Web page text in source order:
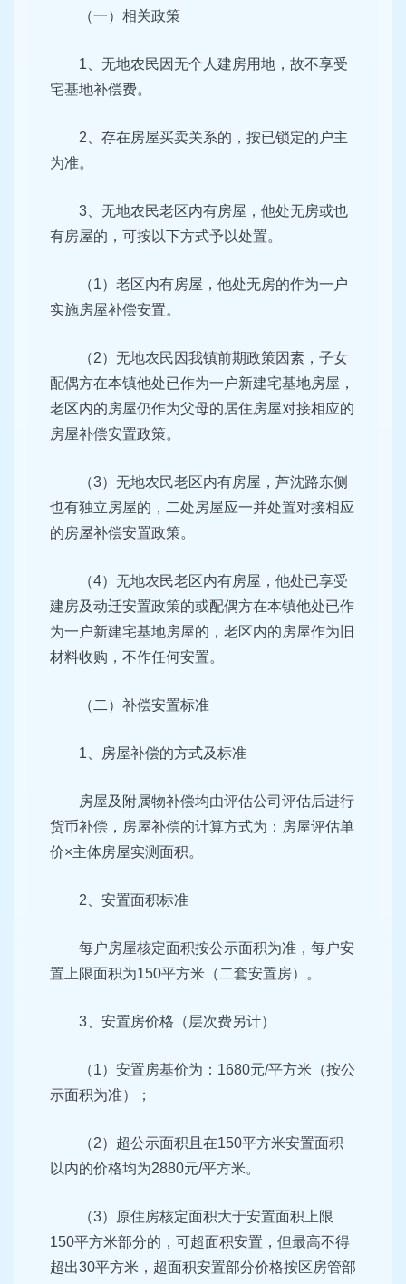
（一）相关政策
1、无地农民因无个人建房用地，故不享受
宅基地补偿费。
2、存在房屋买卖关系的，按已锁定的户主
为准。
3、无地农民老区内有房屋，他处无房或也
有房屋的，可按以下方式予以处置。
（1）老区内有房屋，他处无房的作为一户
实施房屋补偿安置。
（2）无地农民因我镇前期政策因素，子女
配偶方在本镇他处已作为一户新建宅基地房屋，
老区内的房屋仍作为父母的居住房屋对接相应的
房屋补偿安置政策。
（3）无地农民老区内有房屋，芦沈路东侧
也有独立房屋的，二处房屋应一并处置对接相应
的房屋补偿安置政策。
（4）无地农民老区内有房屋，他处已享受
建房及动迁安置政策的或配偶方在本镇他处已作
为一户新建宅基地房屋的，老区内的房屋作为旧
材料收购，不作任何安置。
（二）补偿安置标准
1、房屋补偿的方式及标准
房屋及附属物补偿均由评估公司评估后进行
货币补偿，房屋补偿的计算方式为：房屋评估单
价×主体房屋实测面积。
2、安置面积标准
每户房屋核定面积按公示面积为准，每户安
置上限面积为150平方米（二套安置房）。
3、安置房价格（层次费另计）
（1）安置房基价为：1680元/平方米（按公
示面积为准）；
（2）超公示面积且在150平方米安置面积
以内的价格均为2880元/平方米。
（3）原住房核定面积大于安置面积上限
150平方米部分的，可超面积安置，但最高不得
超出30平方米，超面积安置部分价格按区房管部